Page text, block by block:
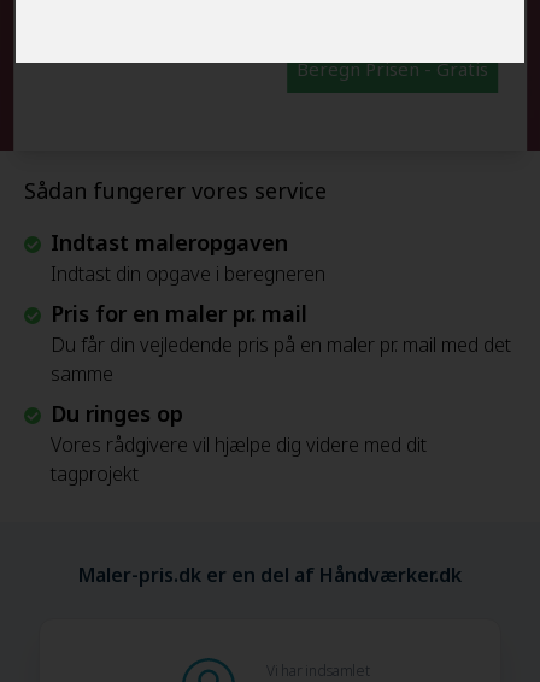
Sådan fungerer vores service
Indtast maleropgaven
Indtast din opgave i beregneren
Pris for en maler pr. mail
Du får din vejledende pris på en maler pr. mail med det
samme
Du ringes op
Vores rådgivere vil hjælpe dig videre med dit
tagprojekt
Beregn Prisen - Gratis
Maler-pris.dk er en del af Håndværker.dk
Vi har indsamlet